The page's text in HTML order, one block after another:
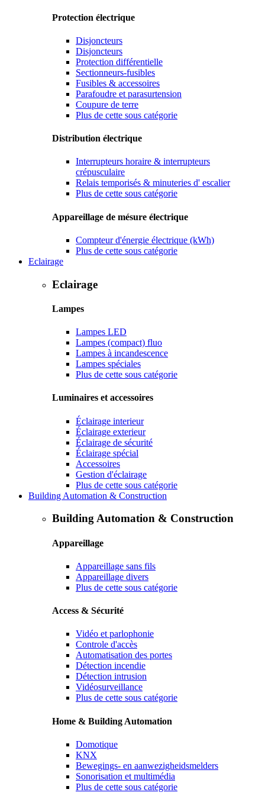
Protection électrique
Disjoncteurs
Disjoncteurs
Protection différentielle
Sectionneurs-fusibles
Fusibles & accessoires
Parafoudre et parasurtension
Coupure de terre
Plus de cette sous catégorie
Distribution électrique
Interrupteurs horaire & interrupteurs
crépusculaire
Relais temporisés & minuteries d' escalier
Plus de cette sous catégorie
Appareillage de mésure électrique
Compteur d'énergie électrique (kWh)
Plus de cette sous catégorie
Eclairage
Eclairage
Lampes
Lampes LED
Lampes (compact) fluo
Lampes à incandescence
Lampes spéciales
Plus de cette sous catégorie
Luminaires et accessoires
Éclairage interieur
Éclairage exterieur
Éclairage de sécurité
Éclairage spécial
Accessoires
Gestion d'éclairage
Plus de cette sous catégorie
Building Automation & Construction
Building Automation & Construction
Appareillage
Appareillage sans fils
Appareillage divers
Plus de cette sous catégorie
Access & Sécurité
Vidéo et parlophonie
Controle d'accès
Automatisation des portes
Détection incendie
Détection intrusion
Vidéosurveillance
Plus de cette sous catégorie
Home & Building Automation
Domotique
KNX
Bewegings- en aanwezigheidsmelders
Sonorisation et multimédia
Plus de cette sous catégorie